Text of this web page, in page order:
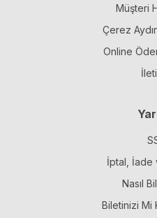
Müşteri
Çerez
Online
İptal, İade
Nasıl
Biletinizi Mi